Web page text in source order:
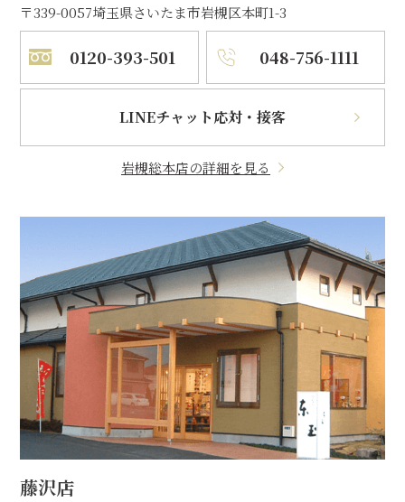
〒339-0057埼玉県さいたま市岩槻区本町1-3
0120-393-501 048-756-1111
LINEチャット応対・接客
岩槻総本店の詳細を見る
藤沢店